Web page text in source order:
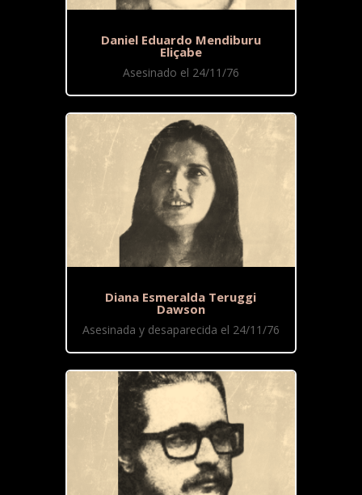
Daniel Eduardo Mendiburu
Eliçabe
Asesinado el 24/11/76
Diana Esmeralda Teruggi
Dawson
Asesinada y desaparecida el 24/11/76